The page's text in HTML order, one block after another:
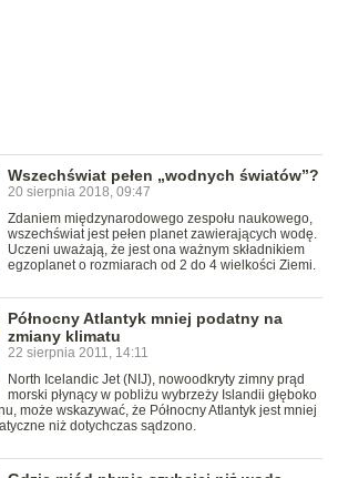
Wszechświat pełen „wodnych światów”?
20 sierpnia 2018, 09:47
Zdaniem międzynarodowego zespołu naukowego,
wszechświat jest pełen planet zawierających wodę.
Uczeni uważają, że jest ona ważnym składnikiem
egzoplanet o rozmiarach od 2 do 4 wielkości Ziemi.
Północny Atlantyk mniej podatny na
zmiany klimatu
22 sierpnia 2011, 14:11
North Icelandic Jet (NIJ), nowoodkryty zimny prąd
morski płynący w pobliżu wybrzeży Islandii głęboko
może wskazywać, że Północny Atlantyk jest mniej
niż dotychczas sądzono.